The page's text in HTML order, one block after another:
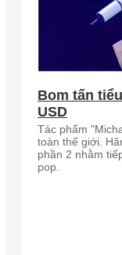
Bom tấn
USD
Tác phẩm
toàn thế giới.
phần 2 nhằm
pop.